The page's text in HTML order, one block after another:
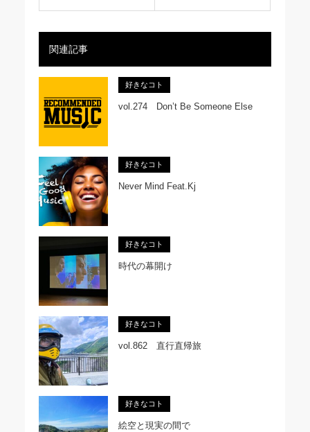
関連記事
好きなコト
vol.274 Don’t Be Someone Else
好きなコト
Never Mind Feat.Kj
好きなコト
時代の幕開け
好きなコト
vol.862 直行直帰旅
好きなコト
絵空と現実の間で